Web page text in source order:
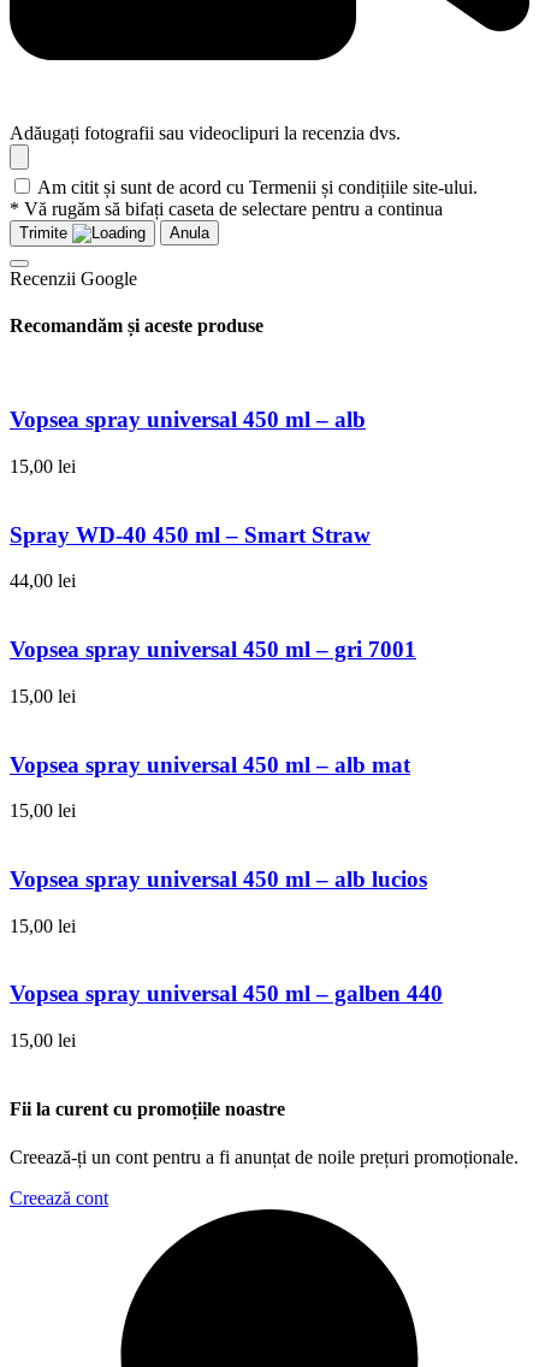
Adăugați fotografii sau videoclipuri la recenzia dvs.
Am citit și sunt de acord cu Termenii și condițiile site-ului.
* Vă rugăm să bifați caseta de selectare pentru a continua
Trimite Anula
Recenzii Google
Recomandăm și aceste produse
Vopsea spray universal 450 ml – alb
15,00 lei
Spray WD-40 450 ml – Smart Straw
44,00 lei
Vopsea spray universal 450 ml – gri 7001
15,00 lei
Vopsea spray universal 450 ml – alb mat
15,00 lei
Vopsea spray universal 450 ml – alb lucios
15,00 lei
Vopsea spray universal 450 ml – galben 440
15,00 lei
Fii la curent cu promoțiile noastre
Creează-ți un cont pentru a fi anunțat de noile prețuri promoționale.
Creează cont